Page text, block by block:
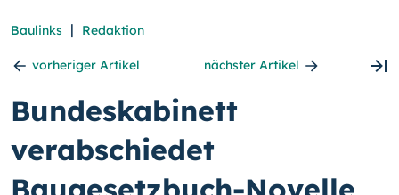
Baulinks | Redaktion
vorheriger Artikel nächster Artikel
Bundeskabinett
verabschiedet